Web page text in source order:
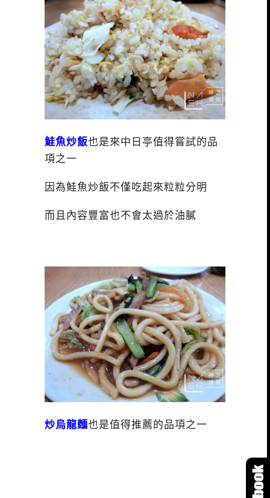
鮭魚炒飯也是來中日亭值得嘗試的品
項之一
因為鮭魚炒飯不僅吃起來粒粒分明
而且內容豐富也不會太過於油膩
炒烏龍麵也是值得推薦的品項之一